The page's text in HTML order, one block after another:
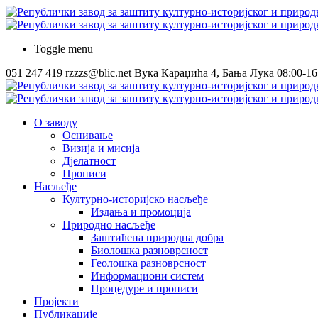
Toggle menu
051 247 419 rzzzs@blic.net Вука Караџића 4, Бања Лука 08:00-
О заводу
Оснивање
Визија и мисија
Дјелатност
Прописи
Насљеђе
Културно-историјско насљеђе
Издања и промоција
Природно насљеђе
Заштићена природна добра
Биолошка разноврсност
Геолошка разноврсност
Информациони систем
Процедуре и прописи
Пројекти
Публикације